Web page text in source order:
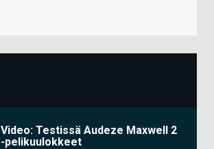
Video: Testissä Audeze Maxwell 2
-pelikuulokkeet